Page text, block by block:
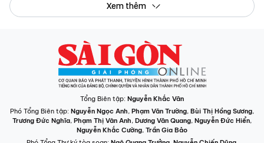
Xem thêm
Tổng Biên tập: Nguyễn Khắc Văn
Phó Tổng Biên tập: Nguyễn Ngọc Anh, Phạm Văn Trường, Bùi Thị Hồng Sương,
Trương Đức Nghĩa, Phạm Thị Vân Anh, Dương Văn Quang, Nguyễn Đức Hiển,
Nguyễn Khắc Cường, Trần Gia Bảo